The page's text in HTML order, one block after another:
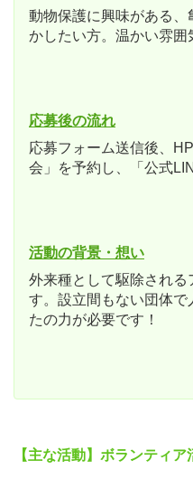
動物保護に興味がある
かしたい方。温かい雰囲
応募後の流れ
応募フォーム送信後、
会」を予約し、「公式
活動の背景・想い
外来種として駆除される
す。設立間もない団体
たの力が必要です！
【主な活動】ボランティア